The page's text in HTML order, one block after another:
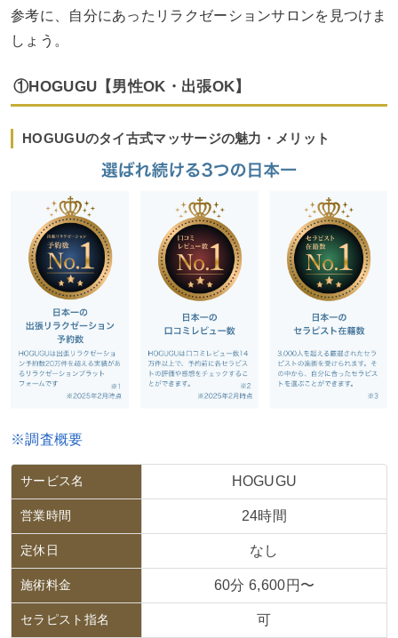
参考に、自分にあったリラクゼーションサロンを見つけま
しょう。
①HOGUGU【男性OK・出張OK】
HOGUGUのタイ古式マッサージの魅力・メリット
※調査概要
サービス名 HOGUGU
営業時間 24時間
定休日 なし
施術料金 60分 6,600円〜
セラピスト指名 可